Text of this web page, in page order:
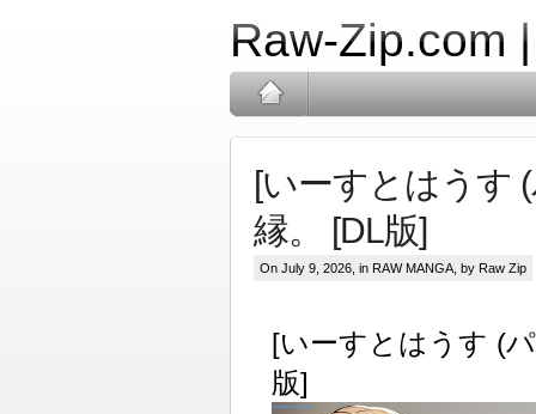
Raw-Zip.com
[いーすとはうす
縁。 [DL版]
On July 9, 2026, in RAW MANGA , by Raw Zip
[いーすとはうす (
版]